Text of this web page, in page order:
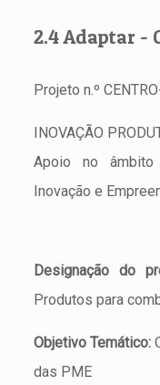
2.4 Adaptar -
Projeto n.º
INOVAÇÃO
Apoio no
Inovação e
Designação do
Produtos para
Objetivo Temático:
das PME